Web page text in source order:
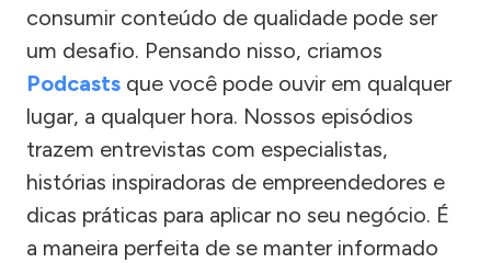
consumir conteúdo de qualidade pode ser
um desafio. Pensando nisso, criamos
Podcasts que você pode ouvir em qualquer
lugar, a qualquer hora. Nossos episódios
trazem entrevistas com especialistas,
histórias inspiradoras de empreendedores e
dicas práticas para aplicar no seu negócio. É
a maneira perfeita de se manter informado